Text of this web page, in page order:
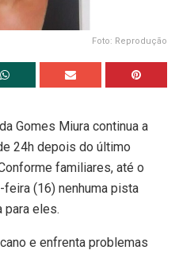
Foto: Reprodução
Gomes Miura continua a
24h depois do último
familiares, até o
(16) nenhuma pista
para eles.
e enfrenta problemas